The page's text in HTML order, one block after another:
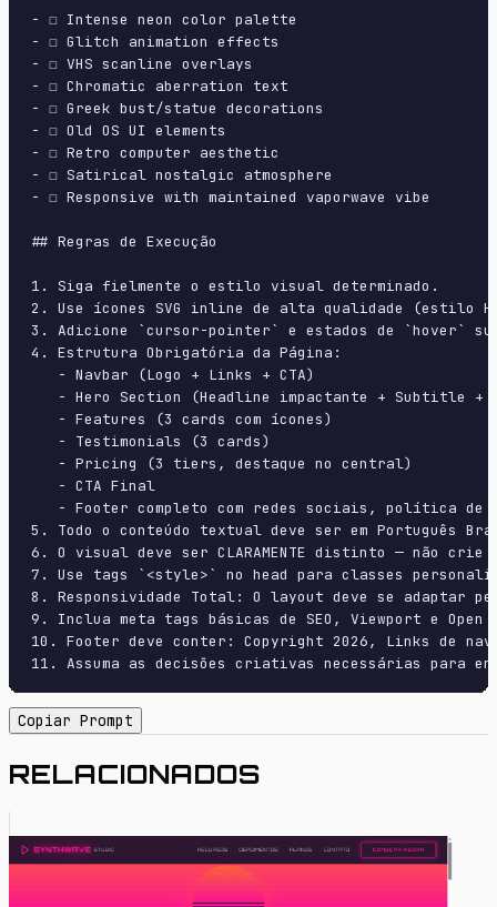
- ☐ Intense neon color palette
- ☐ Glitch animation effects
- ☐ VHS scanline overlays
- ☐ Chromatic aberration text
- ☐ Greek bust/statue decorations
- ☐ Old OS UI elements
- ☐ Retro computer aesthetic
- ☐ Satirical nostalgic atmosphere
- ☐ Responsive with maintained vaporwave vibe
## Regras de Execução
1. Siga fielmente o estilo visual determinado.
2. Use ícones SVG inline de alta qualidade (estilo
3. Adicione `cursor-pointer` e estados de `hover`
4. Estrutura Obrigatória da Página:
   - Navbar (Logo + Links + CTA)
- Hero Section (Headline impactante + Subtitle +
   - Features (3 cards com ícones)
   - Testimonials (3 cards)
   - Pricing (3 tiers, destaque no central)
   - CTA Final
- Footer completo com redes sociais, política
5. Todo o conteúdo textual deve ser em Português
6. O visual deve ser CLARAMENTE distinto — não
7. Use tags `<style>` no head para classes
8. Responsividade Total: O layout deve se adaptar
9. Inclua meta tags básicas de SEO, Viewport e Open
10. Footer deve conter: Copyright 2026, Links de
11. Assuma as decisões criativas necessárias para
Copiar Prompt
RELACIONADOS